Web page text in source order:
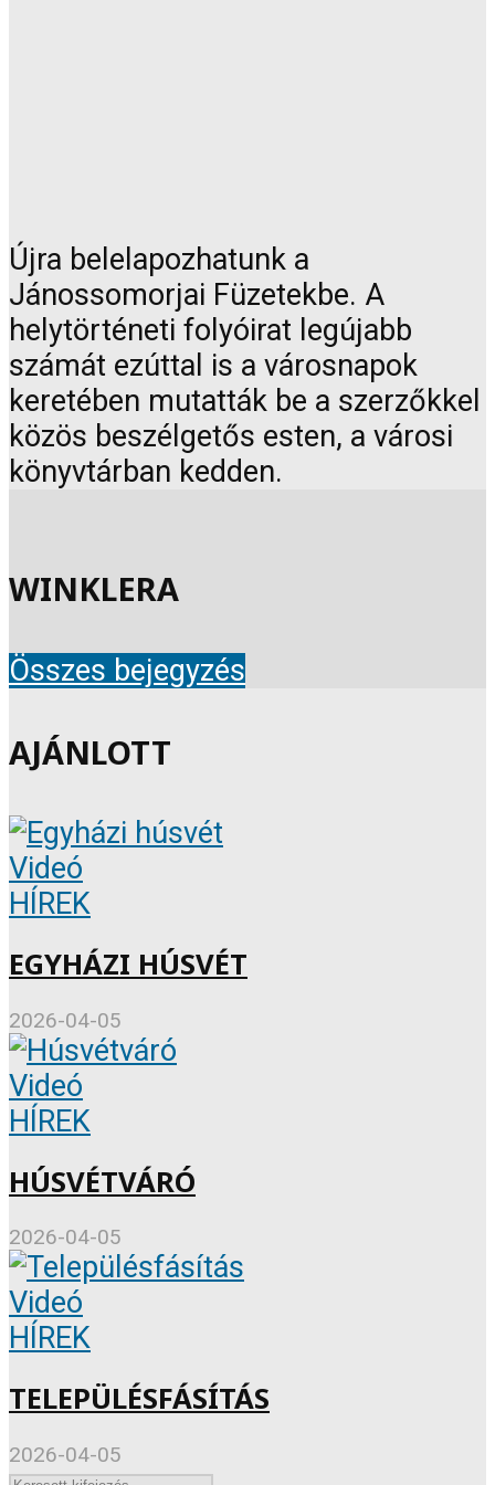
Újra belelapozhatunk a
Jánossomorjai Füzetekbe. A
helytörténeti folyóirat legújabb
számát ezúttal is a városnapok
keretében mutatták be a szerzőkkel
közös beszélgetős esten, a városi
könyvtárban kedden.
WINKLERA
Összes bejegyzés
AJÁNLOTT
Videó
HÍREK
EGYHÁZI HÚSVÉT
2026-04-05
Videó
HÍREK
HÚSVÉTVÁRÓ
2026-04-05
Videó
HÍREK
TELEPÜLÉSFÁSÍTÁS
2026-04-05